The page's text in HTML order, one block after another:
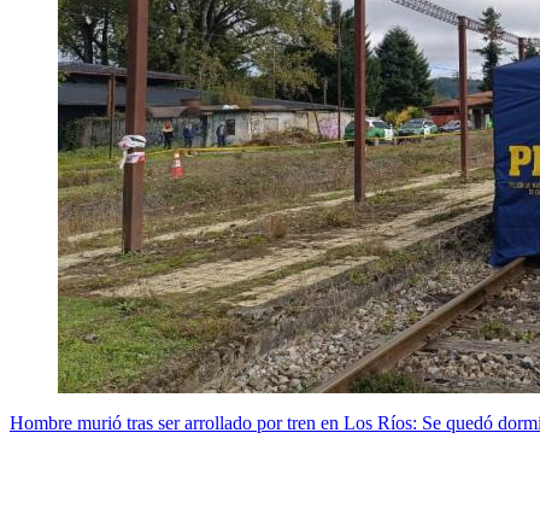
Hombre murió tras ser arrollado por tren en Los Ríos: Se quedó